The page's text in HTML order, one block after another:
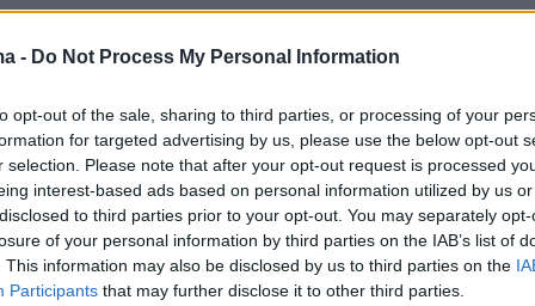
- Do Not Process My Personal Information
opt-out of the sale, sharing to third parties, or processing of your
for targeted advertising by us, please use the below opt-out
selection. Please note that after your opt-out request is processed
interest-based ads based on personal information utilized by us
to third parties prior to your opt-out. You may separately
of your personal information by third parties on the IAB’s list of
This information may also be disclosed by us to third parties on the
Participants that may further disclose it to other third parties.
κ. Πιερρακάκης, «ξέρω ότι ανακοινώσεις δεν
με τη Σοφία και θα σπάσουμε τον κανόνα,
μια ανακοίνωση στην τελετή παράδοσης/
Βλέπετε, η δουλειά για εμάς στο υπουργείο
κανονικά μέχρι αργά, χθες το
να σας ανακοινώσω πως κατατέθηκαν 132
ελληνικών δημόσιων